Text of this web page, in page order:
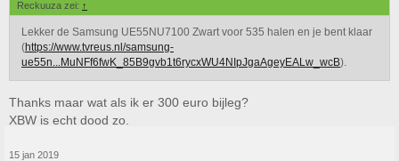
Reckuuza zei: ↑
Lekker de Samsung UE55NU7100 Zwart voor 535 halen en je bent klaar
(https://www.tvreus.nl/samsung-
ue55n...MuNFf6fwK_85B9gvb1t6rycxWU4NIpJgaAgeyEALw_wcB).
Thanks maar wat als ik er 300 euro bijleg?
XBW is echt dood zo.
15 jan 2019